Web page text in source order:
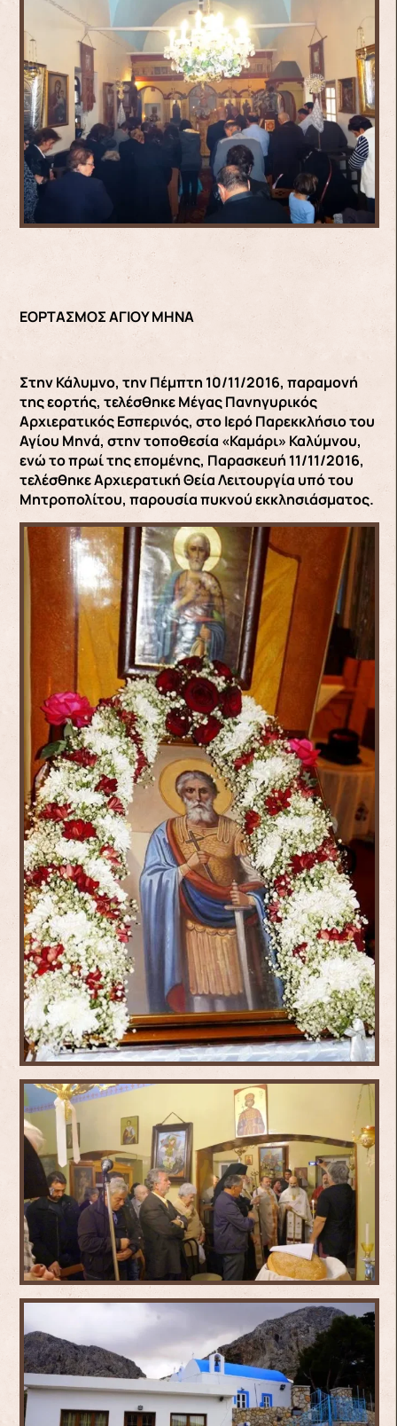
ΕΟΡΤΑΣΜΟΣ ΑΓΙΟΥ ΜΗΝΑ
Στην Κάλυμνο, την Πέμπτη 10/11/2016, παραμονή
της εορτής, τελέσθηκε Μέγας Πανηγυρικός
Αρχιερατικός Εσπερινός, στο Ιερό Παρεκκλήσιο του
Αγίου Μηνά, στην τοποθεσία «Καμάρι» Καλύμνου,
ενώ το πρωί της επομένης, Παρασκευή 11/11/2016,
τελέσθηκε Αρχιερατική Θεία Λειτουργία υπό του
Μητροπολίτου, παρουσία πυκνού εκκλησιάσματος.